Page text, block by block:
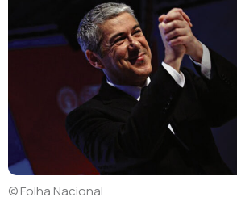
© Folha Nacional